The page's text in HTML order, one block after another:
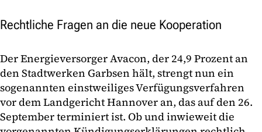
Rechtliche Fragen an die neue Kooperation
Der Energieversorger Avacon, der 24,9 Prozent an
den Stadtwerken Garbsen hält, strengt nun ein
sogenannten einstweiliges Verfügungsverfahren
vor dem Landgericht Hannover an, das auf den 26.
September terminiert ist. Ob und inwieweit die